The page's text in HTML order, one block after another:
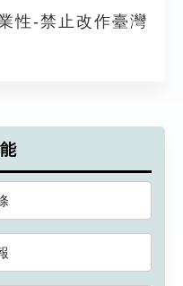
性-禁止改作臺灣